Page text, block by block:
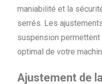
maniabilité et la
serrés. Les
suspension permettent
optimal de votre
Ajustement de